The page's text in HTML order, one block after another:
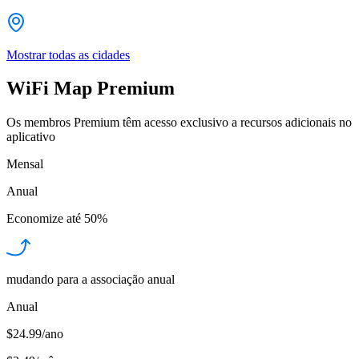
Mostrar todas as cidades
WiFi Map Premium
Os membros Premium têm acesso exclusivo a recursos adicionais no
aplicativo
Mensal
Anual
Economize até 50%
mudando para a associação anual
Anual
$24.99/ano